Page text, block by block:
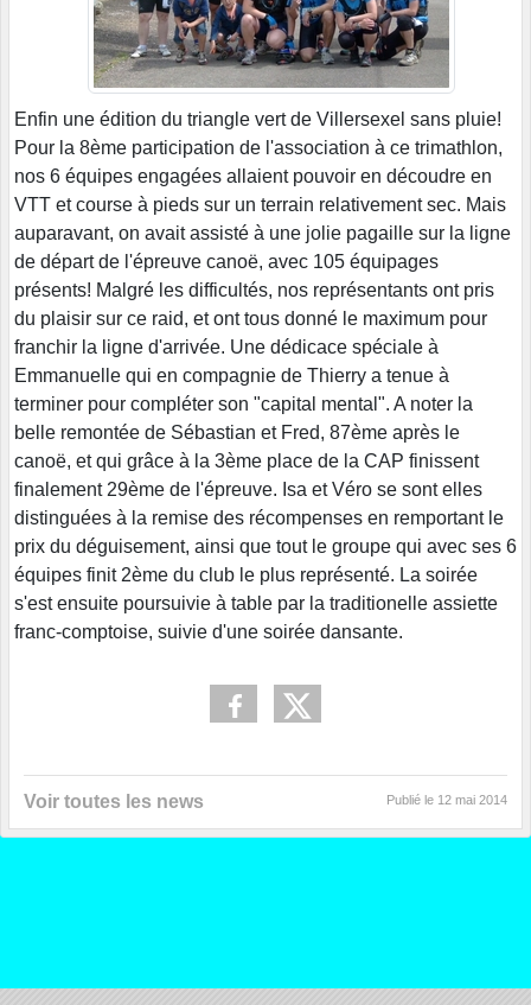
Enfin une édition du triangle vert de Villersexel sans pluie!
Pour la 8ème participation de l'association à ce trimathlon,
nos 6 équipes engagées allaient pouvoir en découdre en
VTT et course à pieds sur un terrain relativement sec. Mais
auparavant, on avait assisté à une jolie pagaille sur la ligne
de départ de l'épreuve canoë, avec 105 équipages
présents! Malgré les difficultés, nos représentants ont pris
du plaisir sur ce raid, et ont tous donné le maximum pour
franchir la ligne d'arrivée. Une dédicace spéciale à
Emmanuelle qui en compagnie de Thierry a tenue à
terminer pour compléter son "capital mental". A noter la
belle remontée de Sébastian et Fred, 87ème après le
canoë, et qui grâce à la 3ème place de la CAP finissent
finalement 29ème de l'épreuve. Isa et Véro se sont elles
distinguées à la remise des récompenses en remportant le
prix du déguisement, ainsi que tout le groupe qui avec ses 6
équipes finit 2ème du club le plus représenté. La soirée
s'est ensuite poursuivie à table par la traditionelle assiette
franc-comptoise, suivie d'une soirée dansante.
Voir toutes les news Publié le 12 mai 2014